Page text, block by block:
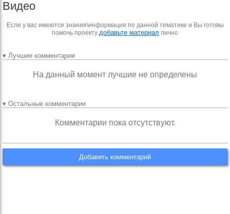
Видео
Если у вас имеются знания\информация по данной тематике и Вы готовы
помочь проекту добавьте материал лично
▾ Лучшие комментарии
На данный момент лучшие не определены
▾ Остальные комментарии
Комментарии пока отсутствуют.
Добавить комментарий